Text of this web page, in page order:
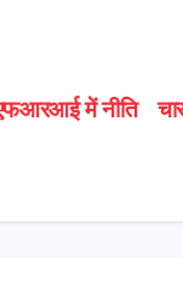
एफआरआई में नीति